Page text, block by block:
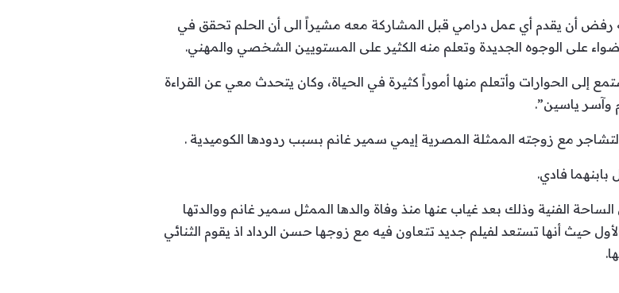
رفض أن يقدم أي عمل درامي قبل المشاركة معه مشيراً الى أن الحلم تحقق في
على الوجوه الجديدة وتعلم منه الكثير على المستويين الشخصي والمهني.
إلى الحوارات وأتعلم منها أموراً كثيرة في الحياة، وكان يتحدث معي عن القراءة
وآسر ياسين”.
مع زوجته الممثلة المصرية إيمي سمير غانم بسبب ردودها الكوميدية .
فادي.
الفنية وذلك بعد غياب عنها منذ وفاة والدها الممثل سمير غانم ووالدتها
2021، وبعد ولادة مولودها الأول حيث أنها تستعد لفيلم جديد تتعاون فيه مع زوجها حسن الرداد اذ يقوم الثنائي